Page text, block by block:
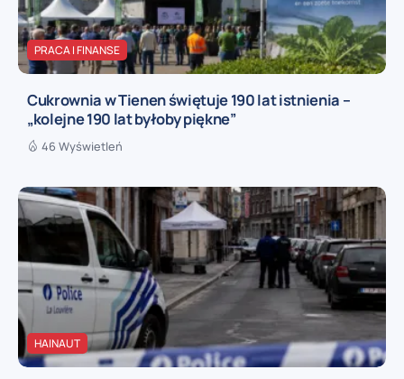
PRACA I FINANSE
Cukrownia w Tienen świętuje 190 lat istnienia –
„kolejne 190 lat byłoby piękne”
46 Wyświetleń
HAINAUT